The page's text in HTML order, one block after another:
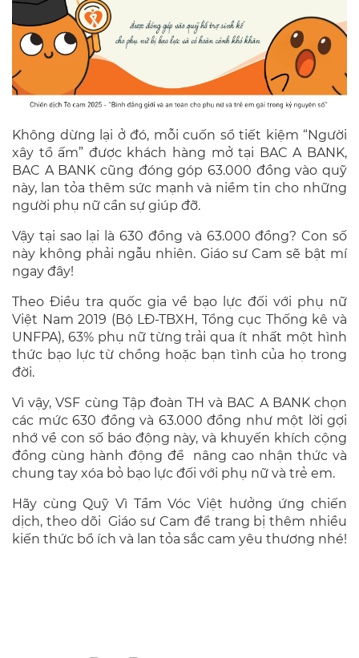
Không dừng lại ở đó, mỗi cuốn sổ tiết kiệm “Người
xây tổ ấm” được khách hàng mở tại BAC A BANK,
BAC A BANK cũng đóng góp 63.000 đồng vào quỹ
này, lan tỏa thêm sức mạnh và niềm tin cho những
người phụ nữ cần sự giúp đỡ.
Vậy tại sao lại là 630 đồng và 63.000 đồng? Con số
này không phải ngẫu nhiên. Giáo sư Cam sẽ bật mí
ngay đây!
Theo Điều tra quốc gia về bạo lực đối với phụ nữ
Việt Nam 2019 (Bộ LĐ-TBXH, Tổng cục Thống kê và
UNFPA), 63% phụ nữ từng trải qua ít nhất một hình
thức bạo lực từ chồng hoặc bạn tình của họ trong
đời.
Vì vậy, VSF cùng Tập đoàn TH và BAC A BANK chọn
các mức 630 đồng và 63.000 đồng như một lời gợi
nhớ về con số báo động này, và khuyến khích cộng
đồng cùng hành động để nâng cao nhận thức và
chung tay xóa bỏ bạo lực đối với phụ nữ và trẻ em.
Hãy cùng Quỹ Vì Tầm Vóc Việt hưởng ứng chiến
dịch, theo dõi Giáo sư Cam để trang bị thêm nhiều
kiến thức bổ ích và lan tỏa sắc cam yêu thương nhé!